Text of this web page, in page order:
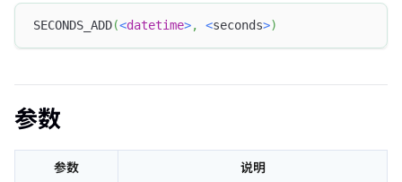
SECONDS_ADD(<datetime>, <seconds>)
参数
参数 说明